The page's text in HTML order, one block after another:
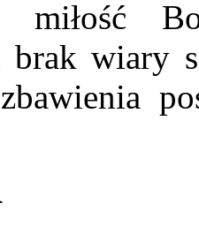
miłość
wiary